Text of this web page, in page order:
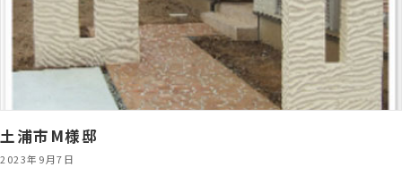
土浦市M様邸
2023年9月7日